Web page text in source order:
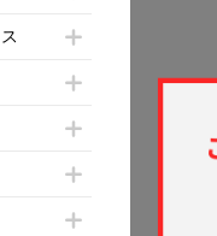
ク）
グチェア
チェア
チェア